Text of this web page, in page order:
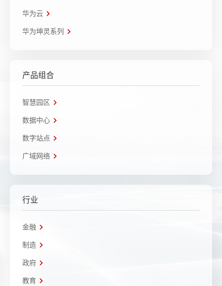
华为云
华为坤灵系列
产品组合
智慧园区
数据中心
数字站点
广域网络
行业
金融
制造
政府
教育